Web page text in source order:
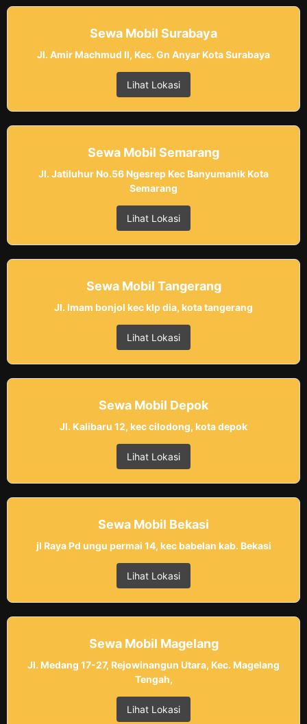
Sewa Mobil Surabaya
Jl. Amir Machmud II, Kec. Gn Anyar Kota Surabaya
Lihat Lokasi
Sewa Mobil Semarang
Jl. Jatiluhur No.56 Ngesrep Kec Banyumanik Kota
Semarang
Lihat Lokasi
Sewa Mobil Tangerang
Jl. Imam bonjol kec klp dia, kota tangerang
Lihat Lokasi
Sewa Mobil Depok
Jl. Kalibaru 12, kec cilodong, kota depok
Lihat Lokasi
Sewa Mobil Bekasi
jl Raya Pd ungu permai 14, kec babelan kab. Bekasi
Lihat Lokasi
Sewa Mobil Magelang
Jl. Medang 17-27, Rejowinangun Utara, Kec. Magelang
Tengah,
Lihat Lokasi